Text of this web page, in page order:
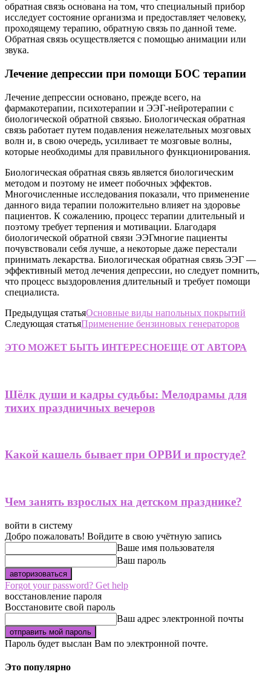
обратная связь основана на том, что специальный прибор
исследует состояние организма и предоставляет человеку,
проходящему терапию, обратную связь по данной теме.
Обратная связь осуществляется с помощью анимации или
звука.
Лечение депрессии при помощи БОС терапии
Лечение депрессии основано, прежде всего, на
фармакотерапии, психотерапии и ЭЭГ-нейротерапии с
биологической обратной связью. Биологическая обратная
связь работает путем подавления нежелательных мозговых
волн и, в свою очередь, усиливает те мозговые волны,
которые необходимы для правильного функционирования.
Биологическая обратная связь является биологическим
методом и поэтому не имеет побочных эффектов.
Многочисленные исследования показали, что применение
данного вида терапии положительно влияет на здоровье
пациентов. К сожалению, процесс терапии длительный и
поэтому требует терпения и мотивации. Благодаря
биологической обратной связи ЭЭГмногие пациенты
почувствовали себя лучше, а некоторые даже перестали
принимать лекарства. Биологическая обратная связь ЭЭГ —
эффективный метод лечения депрессии, но следует помнить,
что процесс выздоровления длительный и требует помощи
специалиста.
Предыдущая статьяОсновные виды напольных покрытий
Следующая статьяПрименение бензиновых генераторов
ЭТО МОЖЕТ БЫТЬ ИНТЕРЕСНОЕЩЕ ОТ АВТОРА
Шёлк души и кадры судьбы: Мелодрамы для
тихих праздничных вечеров
Какой кашель бывает при ОРВИ и простуде?
Чем занять взрослых на детском празднике?
войти в систему
Добро пожаловать! Войдите в свою учётную запись
Ваше имя пользователя
Ваш пароль
Forgot your password? Get help
восстановление пароля
Восстановите свой пароль
Ваш адрес электронной почты
Пароль будет выслан Вам по электронной почте.
Это популярно